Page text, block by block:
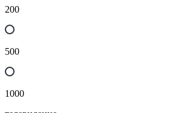
200
500
1000